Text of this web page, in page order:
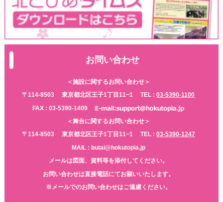
お問い合わせ
＜施設に関するお問い合わせ＞
〒114-8503
東京都北区王子1丁目11−1 TEL :03-5390-1100
FAX : 03-5390-1409
＜舞台に関するお問い合わせ＞
〒114-8503
東京都北区王子1丁目11−1 TEL : 03-5390-1247
MAIL : butai@hokutopia.jp
メールは図面、資料等を添付してください。
お問い合わせは直接電話にてお願いいたします。
※メールでのお問い合わせはご遠慮ください。